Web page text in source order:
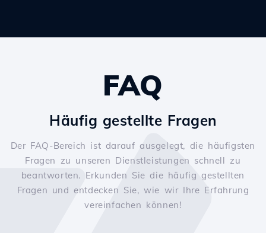
FAQ
Häufig gestellte Fragen
Der FAQ-Bereich ist darauf ausgelegt, die häufigsten
Fragen zu unseren Dienstleistungen schnell zu
beantworten. Erkunden Sie die häufig gestellten
Fragen und entdecken Sie, wie wir Ihre Erfahrung
vereinfachen können!